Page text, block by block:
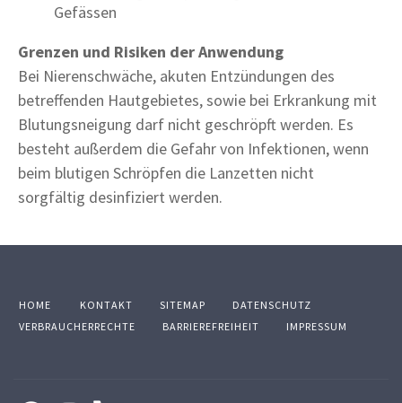
Gefässen
Grenzen und Risiken der Anwendung
Bei Nierenschwäche, akuten Entzündungen des
betreffenden Hautgebietes, sowie bei Erkrankung mit
Blutungsneigung darf nicht geschröpft werden. Es
besteht außerdem die Gefahr von Infektionen, wenn
beim blutigen Schröpfen die Lanzetten nicht
sorgfältig desinfiziert werden.
HOME KONTAKT SITEMAP
DATENSCHUTZ
VERBRAUCHERRECHTE
BARRIEREFREIHEIT IMPRESSUM